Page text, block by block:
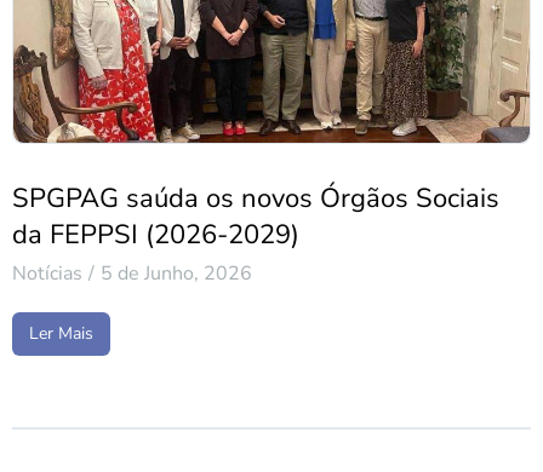
SPGPAG saúda os novos Órgãos Sociais
da FEPPSI (2026-2029)
Notícias 5 de Junho, 2026
Ler Mais